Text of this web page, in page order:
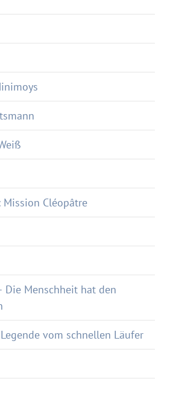
Cléopâtre
Menschheit hat den
vom schnellen Läufer